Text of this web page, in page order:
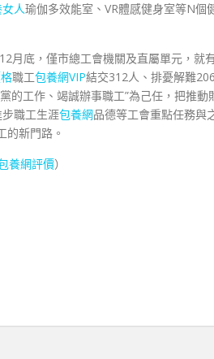
人瑜伽多效能室、VR體感健身室等N個
月底，僅市總工會機關及直屬單元，就
職工包養網VIP結交312人、排憂解難
的工作、竭誠辦事職工”為己任，把推動
職工生涯包養網品德等工會重點任務與
的新門路。
養網評價）